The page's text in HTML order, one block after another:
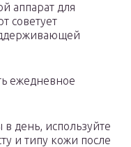
аппарат для
советует
ежедневное
день, используйте
и типу кожи после